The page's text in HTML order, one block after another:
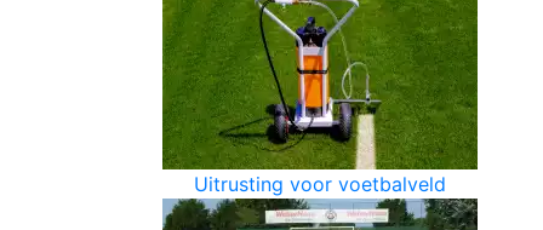
Uitrusting voor voetbalveld